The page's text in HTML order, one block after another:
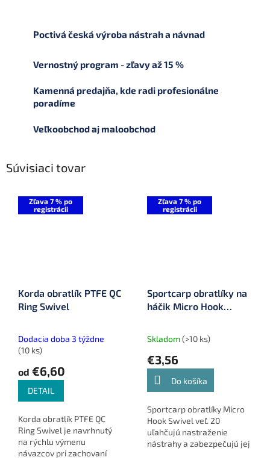
Poctivá česká výroba nástrah a návnad
Vernostný program - zľavy až 15 %
Kamenná predajňa, kde radi profesionálne
poradíme
Veľkoobchod aj maloobchod
Súvisiaci tovar
Zľava 7 % po
registrácii
Korda obratlík PTFE QC
Ring Swivel
Dodacia doba 3 týždne
(10 ks)
od €6,60
DETAIL
Korda obratlík PTFE QC
Ring Swivel je navrhnutý
na rýchlu výmenu
návazcov pri zachovaní
Zľava 7 % po
registrácii
Sportcarp obratlíky na
háčik Micro Hook
Skladom(>10 ks)
€3,56
Do košíka
Sportcarp obratlíky Micro
Hook Swivel veľ. 20
uľahčujú nastraženie
nástrahy a zabezpečujú jej